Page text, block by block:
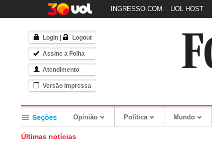
INGRESSO.COM UOL HOST
Login Logout
Assine a Folha
Atendimento
Versão Impressa
Opinião Política Mundo
Últimas notícias